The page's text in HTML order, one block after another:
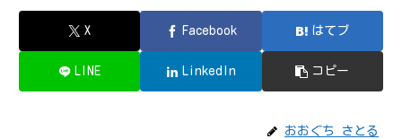
X Facebook はてブ
LINE LinkedIn コピー
おおぐち さとる